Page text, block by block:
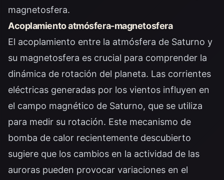
magnetosfera.
Acoplamiento atmósfera-magnetosfera
El acoplamiento entre la atmósfera de Saturno y
su magnetosfera es crucial para comprender la
dinámica de rotación del planeta. Las corrientes
eléctricas generadas por los vientos influyen en
el campo magnético de Saturno, que se utiliza
para medir su rotación. Este mecanismo de
bomba de calor recientemente descubierto
sugiere que los cambios en la actividad de las
auroras pueden provocar variaciones en el